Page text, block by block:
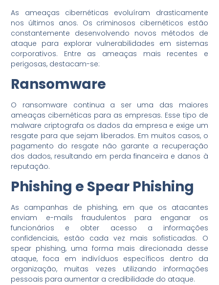
As ameaças cibernéticas evoluíram drasticamente
nos últimos anos. Os criminosos cibernéticos estão
constantemente desenvolvendo novos métodos de
ataque para explorar vulnerabilidades em sistemas
corporativos. Entre as ameaças mais recentes e
perigosas, destacam-se:
Ransomware
O ransomware continua a ser uma das maiores
ameaças cibernéticas para as empresas. Esse tipo de
malware criptografa os dados da empresa e exige um
resgate para que sejam liberados. Em muitos casos, o
pagamento do resgate não garante a recuperação
dos dados, resultando em perda financeira e danos à
reputação.
Phishing e Spear Phishing
As campanhas de phishing, em que os atacantes
enviam e-mails fraudulentos para enganar os
funcionários e obter acesso a informações
confidenciais, estão cada vez mais sofisticadas. O
spear phishing, uma forma mais direcionada desse
ataque, foca em indivíduos específicos dentro da
organização, muitas vezes utilizando informações
pessoais para aumentar a credibilidade do ataque.